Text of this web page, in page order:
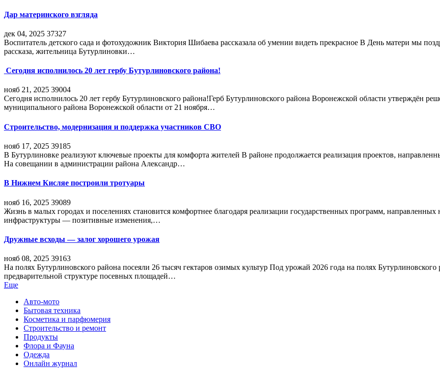
Дар материнского взгляда
дек 04, 2025 37327
Воспитатель детского сада и фотохудожник Виктория Шибаева рассказала об умении видеть прекрасное В День матери мы
рассказа, жительница Бутурлиновки…
Сегодня исполнилось 20 лет гербу Бутурлиновского района!
нояб 21, 2025 39004
Сегодня исполнилось 20 лет гербу Бутурлиновского района!Герб Бутурлиновского района Воронежской области утверждён
муниципального района Воронежской области от 21 ноября…
Строительство, модернизация и поддержка участников СВО
нояб 17, 2025 39185
В Бутурлиновке реализуют ключевые проекты для комфорта жителей В районе продолжается реализация проектов,
На совещании в администрации района Александр…
В Нижнем Кисляе построили тротуары
нояб 16, 2025 39089
Жизнь в малых городах и поселениях становится комфортнее благодаря реализации государственных программ,
инфраструктуры — позитивные изменения,…
Дружные всходы — залог хорошего урожая
нояб 08, 2025 39163
На полях Бутурлиновского района посеяли 26 тысяч гектаров озимых культур Под урожай 2026 года на полях
предварительной структуре посевных площадей…
Еще
Авто-мото
Бытовая техника
Косметика и парфюмерия
Строительство и ремонт
Продукты
Флора и Фауна
Одежда
Онлайн журнал